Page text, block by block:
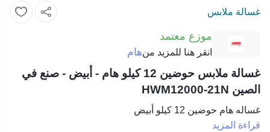
غسالة ملابس
موزع معتمد
انقر هنا للمزيد منهام
غسالة ملابس حوضين 12 كيلو هام - أبيض - صنع في
الصين HWM12000-21N
غساله هام حوضين 12 كيلو أبيض
قراءة المزيد